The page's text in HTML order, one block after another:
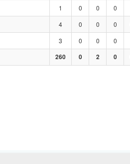
1 0 0 0
4 0 0 0
3 0 0 0
260 0 2 0